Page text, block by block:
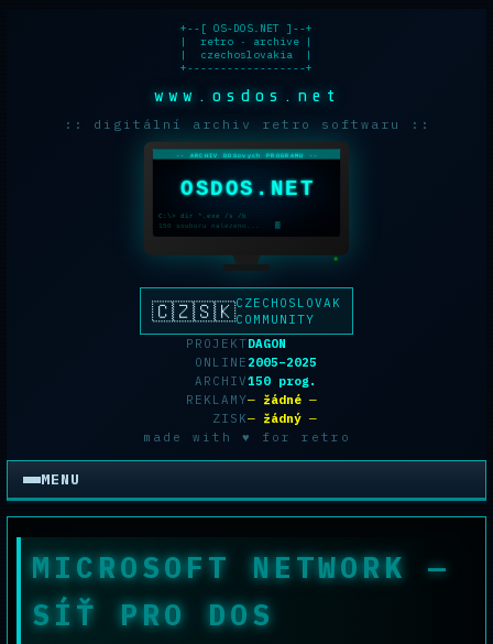
+--[ OS-DOS.NET ]--+
|  retro · archive |
|  czechoslovakia  |
+------------------+
www.osdos.net
:: digitální archiv retro softwaru ::
-- ARCHIV DOSovych PROGRAMU --
OSDOS.NET
C:\> dir *.exe /s /b
150 souboru nalezeno...
🇨🇿🇸🇰CZECHOSLOVAK
COMMUNITY
PROJEKTDAGON
ONLINE 2005–2025
ARCHIV150 prog.
REKLAMY─ žádné ─
ZISK─ žádný ─
made with ♥ for retro
MENU
MICROSOFT NETWORK —
SÍŤ PRO DOS